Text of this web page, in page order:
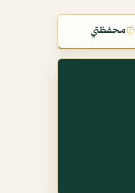
۞محفظتي